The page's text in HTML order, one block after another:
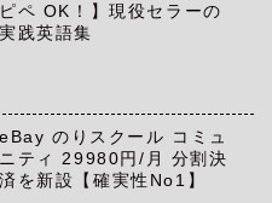
ピペ OK！】現役セラーの
実践英語集
eBay のりスクール コミュ
ニティ 29980円/月 分割決
済を新設【確実性No1】